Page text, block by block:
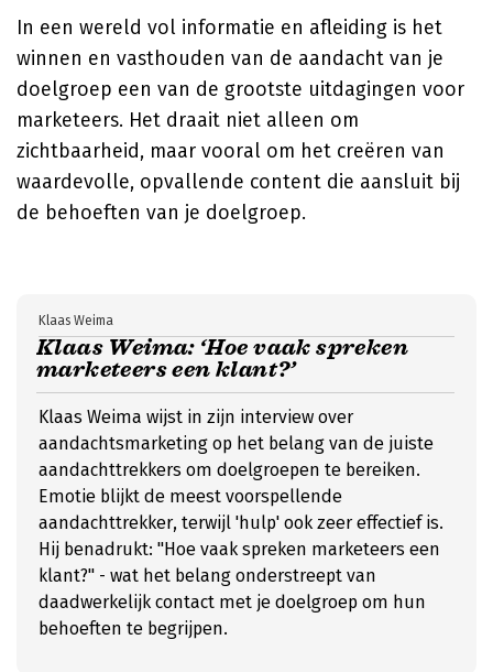
In een wereld vol informatie en afleiding is het
winnen en vasthouden van de aandacht van je
doelgroep een van de grootste uitdagingen voor
marketeers. Het draait niet alleen om
zichtbaarheid, maar vooral om het creëren van
waardevolle, opvallende content die aansluit bij
de behoeften van je doelgroep.
Klaas Weima: ‘Hoe vaak spreken
marketeers een klant?’
Klaas Weima
Klaas Weima wijst in zijn interview over
aandachtsmarketing op het belang van de juiste
aandachttrekkers om doelgroepen te bereiken.
Emotie blijkt de meest voorspellende
aandachttrekker, terwijl 'hulp' ook zeer effectief is.
Hij benadrukt: "Hoe vaak spreken marketeers een
klant?" - wat het belang onderstreept van
daadwerkelijk contact met je doelgroep om hun
behoeften te begrijpen.